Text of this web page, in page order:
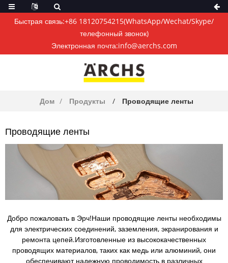
Быстрая связь:+86 18120754215(WhatsApp/Wechat/Skype/
телефонный звонок)
Электронная почта:info@aerchs.com
Дом Продукты Проводящие ленты
Проводящие ленты
Добро пожаловать в Эрч!Наши проводящие ленты необходимы
для электрических соединений, заземления, экранирования и
ремонта цепей.Изготовленные из высококачественных
проводящих материалов, таких как медь или алюминий, они
обеспечивают надежную проводимость в различных